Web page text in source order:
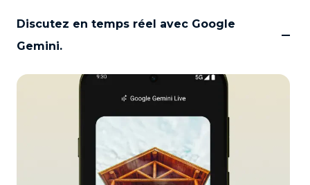
Discutez en temps réel avec Google
Gemini.